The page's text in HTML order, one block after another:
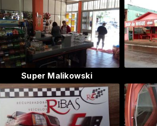
Super Malikowski